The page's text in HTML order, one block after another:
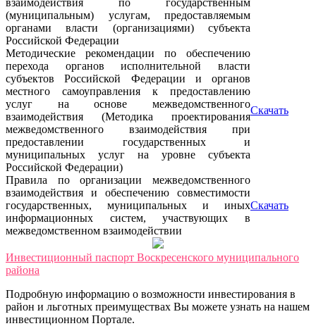
взаимодействия по государственным
(муниципальным) услугам, предоставляемым
органами власти (организациями) субъекта
Российской Федерации
Методические рекомендации по обеспечению
перехода органов исполнительной власти
субъектов Российской Федерации и органов
местного самоуправления к предоставлению
услуг на основе межведомственного
взаимодействия (Методика проектирования
межведомственного взаимодействия при
предоставлении государственных и
муниципальных услуг на уровне субъекта
Российской Федерации)
Скачать
Правила по организации межведомственного
взаимодействия и обеспечению совместимости
государственных, муниципальных и иных
информационных систем, участвующих в
межведомственном взаимодействии
Скачать
Инвестиционный паспорт Воскресенского муниципального
района
Подробную информацию о возможности инвестирования в
район и льготных преимуществах Вы можете узнать на нашем
инвестиционном Портале.